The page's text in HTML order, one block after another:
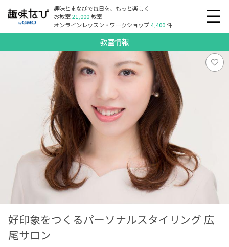
趣味とまなびで毎日を、もっと楽しく
お教室21,000教室
オンラインレッスン・ワークショップ4,400件
教室情報
好印象をつくるパーソナルスタイリング 広
尾サロン